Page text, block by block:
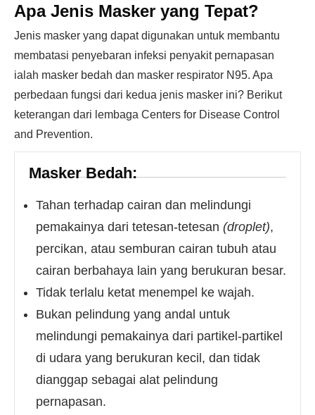
Apa Jenis Masker yang Tepat?
Jenis masker yang dapat digunakan untuk membantu
membatasi penyebaran infeksi penyakit pernapasan
ialah masker bedah dan masker respirator N95. Apa
perbedaan fungsi dari kedua jenis masker ini? Berikut
keterangan dari lembaga Centers for Disease Control
and Prevention.
Masker Bedah:
Tahan terhadap cairan dan melindungi
pemakainya dari tetesan-tetesan (droplet),
percikan, atau semburan cairan tubuh atau
cairan berbahaya lain yang berukuran besar.
Tidak terlalu ketat menempel ke wajah.
Bukan pelindung yang andal untuk
melindungi pemakainya dari partikel-partikel
di udara yang berukuran kecil, dan tidak
dianggap sebagai alat pelindung
pernapasan.